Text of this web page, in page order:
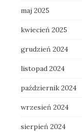
maj 2025
kwiecień 2025
grudzień 2024
listopad 2024
październik 2024
wrzesień 2024
sierpień 2024